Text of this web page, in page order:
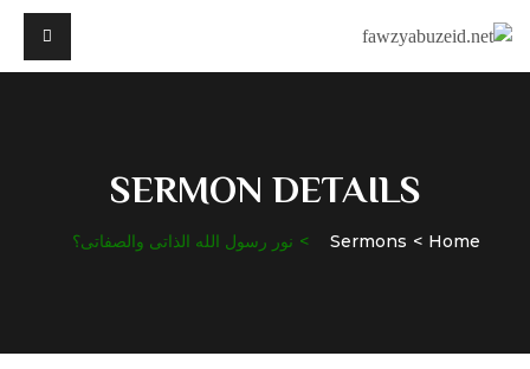
SERMON DETAILS
Home
Sermons نور رسول الله الذاتى والصفاتى؟